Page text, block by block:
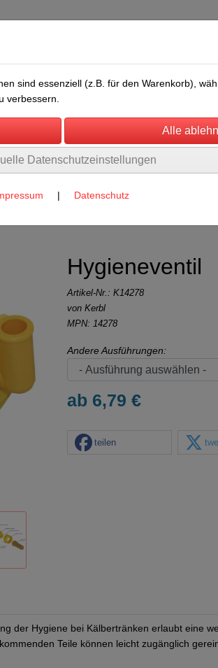
Umwelt Rechtliches
Hygieneventil
Artikel-Nr.: K14278
von Kerbl
MPN: 14278
Andere Ausführungen:
ab 6,79 €
teilen
der Hygiene bei Kälbertränken erlaubt eine
Teile können leicht zugänglich
sind essenziell (z.B. für den Warenkorb),
verbessern.
Datenschutzeinstellungen
| Datenschutz